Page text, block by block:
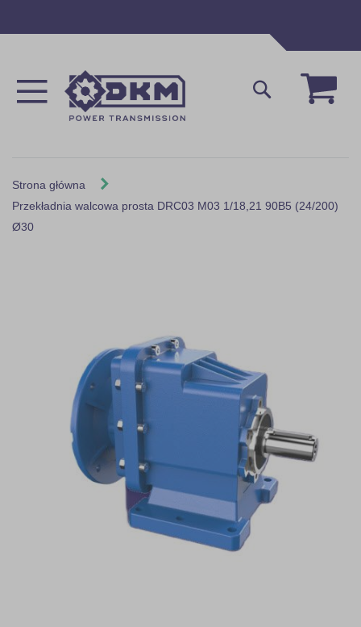
Mój
Szukaj
Strona główna
Przekładnia walcowa prosta DRC03 M03 1/18,21 90B5 (24/200)
Ø30